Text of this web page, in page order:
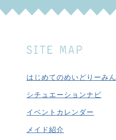
はじめてのめいどりーみん
シチュエーションナビ
イベントカレンダー
メイド紹介